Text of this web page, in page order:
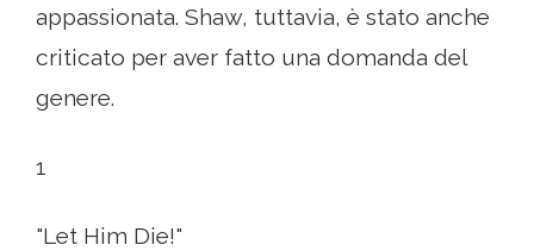
appassionata. Shaw, tuttavia, è stato anche
criticato per aver fatto una domanda del
genere.
1
"Let Him Die!"